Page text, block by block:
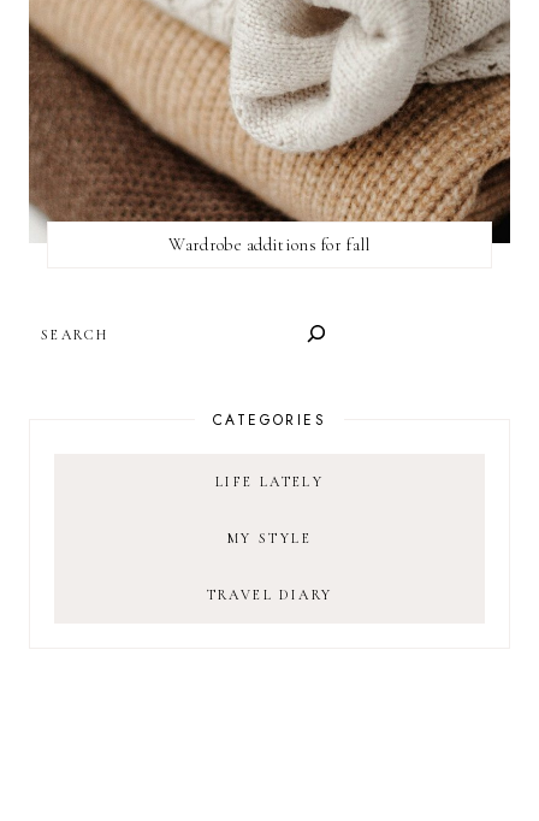
Wardrobe additions for fall
CATEGORIES
LIFE LATELY
MY STYLE
TRAVEL DIARY